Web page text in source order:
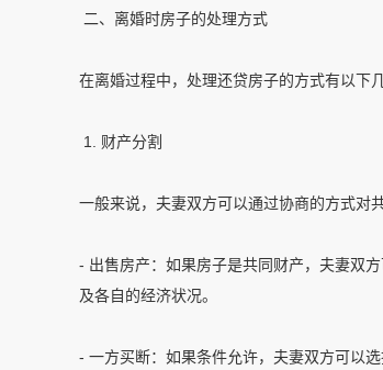
二、离婚时房子的处理方式
在离婚过程中，处理还贷房子的方式有以下几
1. 财产分割
一般来说，夫妻双方可以通过协商的方式对
- 出售房产：如果房子是共同财产，夫妻双
及各自的经济状况。
- 一方买断：如果条件允许，夫妻双方可以